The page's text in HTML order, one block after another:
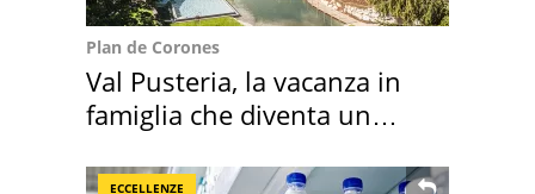
Plan de Corones
Val Pusteria, la vacanza in
famiglia che diventa un
ECCELLENZE